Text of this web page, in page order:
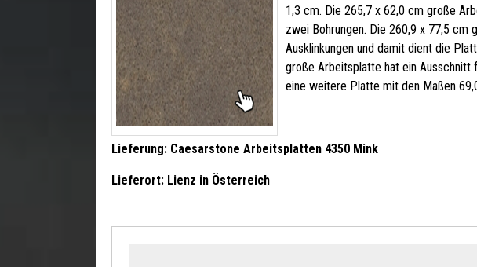
1,3 cm. Die 265,7 x 62,0 cm große
zwei Bohrungen. Die 260,9 x 77,5
Ausklinkungen und damit dient die
große Arbeitsplatte hat ein Ausschnitt
eine weitere Platte mit den Maßen
Lieferung: Caesarstone Arbeitsplatten 4350 Mink
Lieferort: Lienz in Österreich